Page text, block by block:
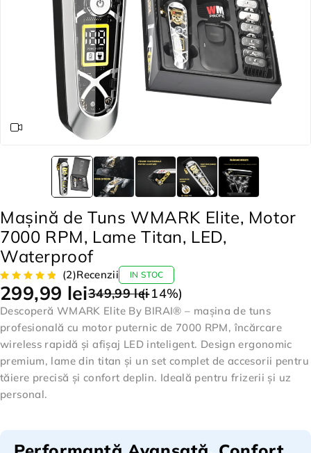
Mașină de Tuns WMARK Elite, Motor
7000 RPM, Lame Titan, LED,
Waterproof
(2)Recenzii IN STOC
349,99lei
299,99 lei (-14%)
Descoperă WMARK Elite By BIRAI® – mașina de tuns
profesională cu motor puternic de 7000 RPM, încărcare
wireless rapidă și afișaj LED inteligent. Design ergonomic
premium, lame din titan și un set complet de accesorii pentru
tăiere precisă și confort deplin. Ideală pentru frizerii și uz
personal.